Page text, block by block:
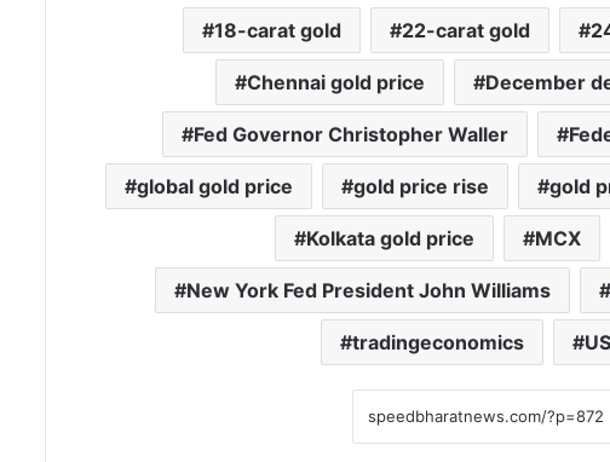
18-carat gold 22-carat gold
Chennai gold price December
Fed Governor Christopher Waller
global gold price gold price rise gold
Kolkata gold price MCX
New York Fed President John Williams
tradingeconomics